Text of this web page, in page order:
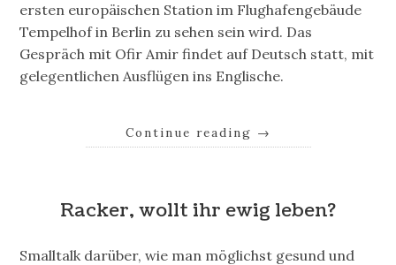
ersten europäischen Station im Flughafengebäude
Tempelhof in Berlin zu sehen sein wird. Das
Gespräch mit Ofir Amir findet auf Deutsch statt, mit
gelegentlichen Ausflügen ins Englische.
Continue reading →
Racker, wollt ihr ewig leben?
Smalltalk darüber, wie man möglichst gesund und